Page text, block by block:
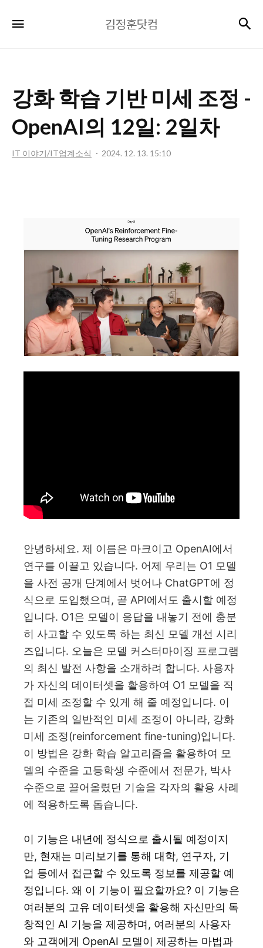
정
김정훈닷컴
강화 학습 기반 미세 조정 -
OpenAI의 12일: 2일차
IT 이야기/IT업계소식 2024. 12. 13. 15:10
안녕하세요. 제 이름은 마크이고 OpenAI에서
연구를 이끌고 있습니다. 어제 우리는 O1 모델
을 사전 공개 단계에서 벗어나 ChatGPT에 정
식으로 도입했으며, 곧 API에서도 출시할 예정
입니다. O1은 모델이 응답을 내놓기 전에 충분
히 사고할 수 있도록 하는 최신 모델 개선 시리
즈입니다. 오늘은 모델 커스터마이징 프로그램
의 최신 발전 사항을 소개하려 합니다. 사용자
가 자신의 데이터셋을 활용하여 O1 모델을 직
접 미세 조정할 수 있게 해 줄 예정입니다. 이
는 기존의 일반적인 미세 조정이 아니라, 강화
미세 조정(reinforcement fine-tuning)입니다.
이 방법은 강화 학습 알고리즘을 활용하여 모
델의 수준을 고등학생 수준에서 전문가, 박사
수준으로 끌어올렸던 기술을 각자의 활용 사례
에 적용하도록 돕습니다.
이 기능은 내년에 정식으로 출시될 예정이지
만, 현재는 미리보기를 통해 대학, 연구자, 기
업 등에서 접근할 수 있도록 정보를 제공할 예
정입니다. 왜 이 기능이 필요할까요? 이 기능은
여러분의 고유 데이터셋을 활용해 자신만의 독
창적인 AI 기능을 제공하며, 여러분의 사용자
와 고객에게 OpenAI 모델이 제공하는 마법과